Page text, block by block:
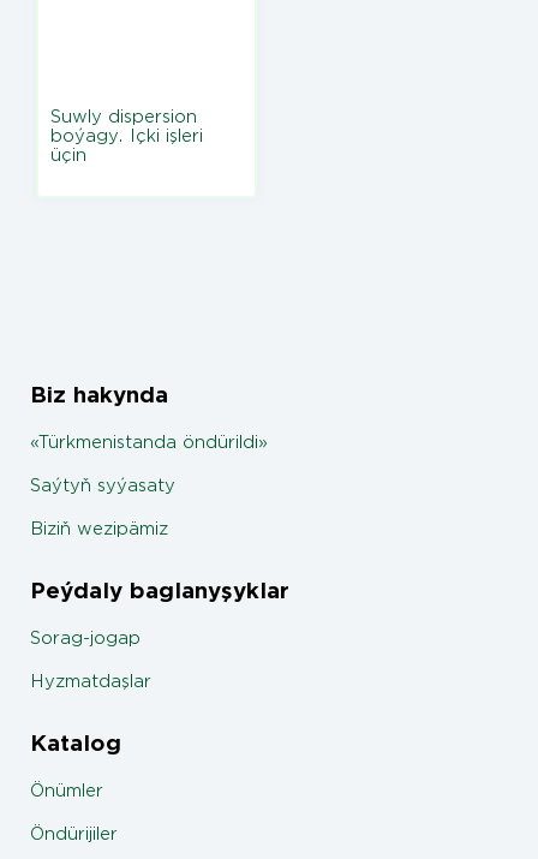
Suwly dispersion
boýagy. Içki işleri
üçin
Biz hakynda
«Türkmenistanda öndürildi»
Saýtyň syýasaty
Biziň wezipämiz
Peýdaly baglanyşyklar
Sorag-jogap
Hyzmatdaşlar
Katalog
Önümler
Öndürijiler